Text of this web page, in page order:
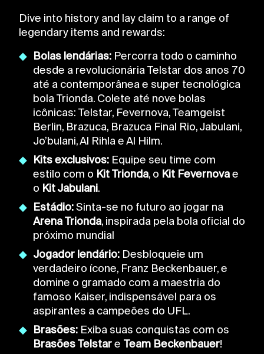
Dive into history and lay claim to a range of
legendary items and rewards:
Bolas lendárias: Percorra todo o caminho
desde a revolucionária Telstar dos anos 70
até a contemporânea e super tecnológica
bola Trionda. Colete até nove bolas
icônicas: Telstar, Fevernova, Teamgeist
Berlin, Brazuca, Brazuca Final Rio, Jabulani,
Jo’bulani, Al Rihla e Al Hilm.
Kits exclusivos: Equipe seu time com
estilo com o Kit Trionda, o Kit Fevernovae
o Kit Jabulani.
Estádio:Sinta-se no futuro ao jogar na
Arena Trionda, inspirada pela bola oficial do
próximo mundial
Jogador lendário: Desbloqueie um
verdadeiro ícone, Franz Beckenbauer, e
domine o gramado com a maestria do
famoso Kaiser, indispensável para os
aspirantes a campeões do UFL.
Brasões: Exiba suas conquistas com os
Brasões Telstare Team Beckenbauer!